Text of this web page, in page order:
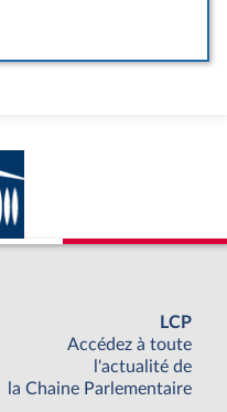
LCP
Accédez à toute
l'actualité de
la Chaine Parlementaire